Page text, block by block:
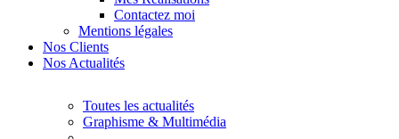
Contactez moi
Mentions légales
Nos Clients
Nos Actualités
Toutes les actualités
Graphisme & Multimédia